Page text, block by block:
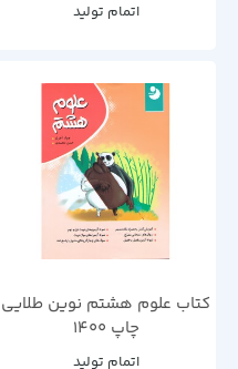
اتمام تولید
کتاب علوم هشتم نوین طلایی
چاپ 1400
اتمام تولید